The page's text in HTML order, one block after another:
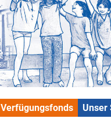
Verfügungsfonds Unser